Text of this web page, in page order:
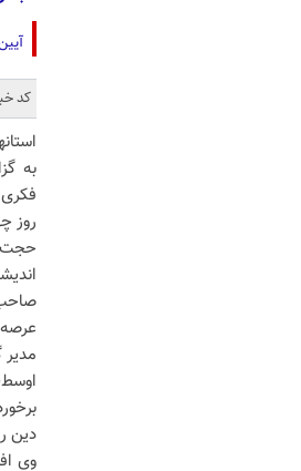
کد خبر
به
روز چهارشنبه 30
دین
وی